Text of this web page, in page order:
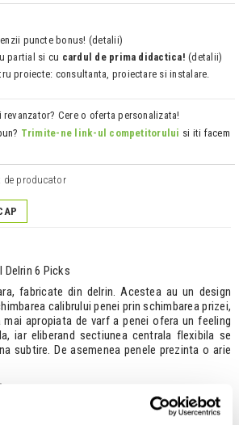
puncte bonus! (detalii)
partial si cu cardul de prima didactica! (detalii)
proiecte: consultanta, proiectare si instalare.
Cere o oferta personalizata!
Trimite-ne link-ul competitorului si iti facem
de producator
Delrin 6 Picks
fabricate din delrin. Acestea au un design
calibrului penei prin schimbarea prizei,
apropiata de varf a penei ofera un feeling
iar eliberand sectiunea centrala flexibila se
subtire. De asemenea penele prezinta o arie